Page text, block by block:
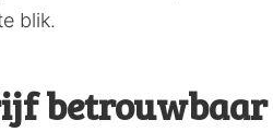
blik.
betrouwbaar